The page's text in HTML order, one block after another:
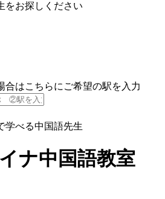
をお探しください
合はこちらにご希望の駅を入力
学べる中国語先生
ナ中国語教室